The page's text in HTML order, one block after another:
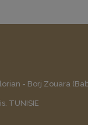
- Borj Zouara
TUNISIE